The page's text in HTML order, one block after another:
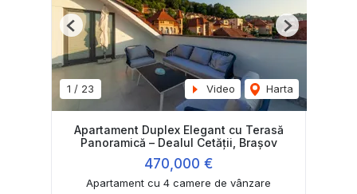
1 / 23 Video Harta
Previous Next
Apartament Duplex Elegant cu Terasă
Panoramică – Dealul Cetății, Brașov
470,000 €
Apartament cu 4 camere de vânzare